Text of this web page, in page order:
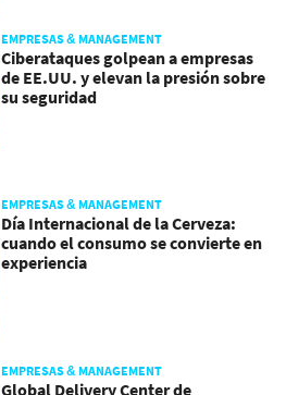
EMPRESAS & MANAGEMENT
Ciberataques golpean a empresas
de EE.UU. y elevan la presión sobre
su seguridad
EMPRESAS & MANAGEMENT
Día Internacional de la Cerveza:
cuando el consumo se convierte en
experiencia
EMPRESAS & MANAGEMENT
Global Delivery Center de